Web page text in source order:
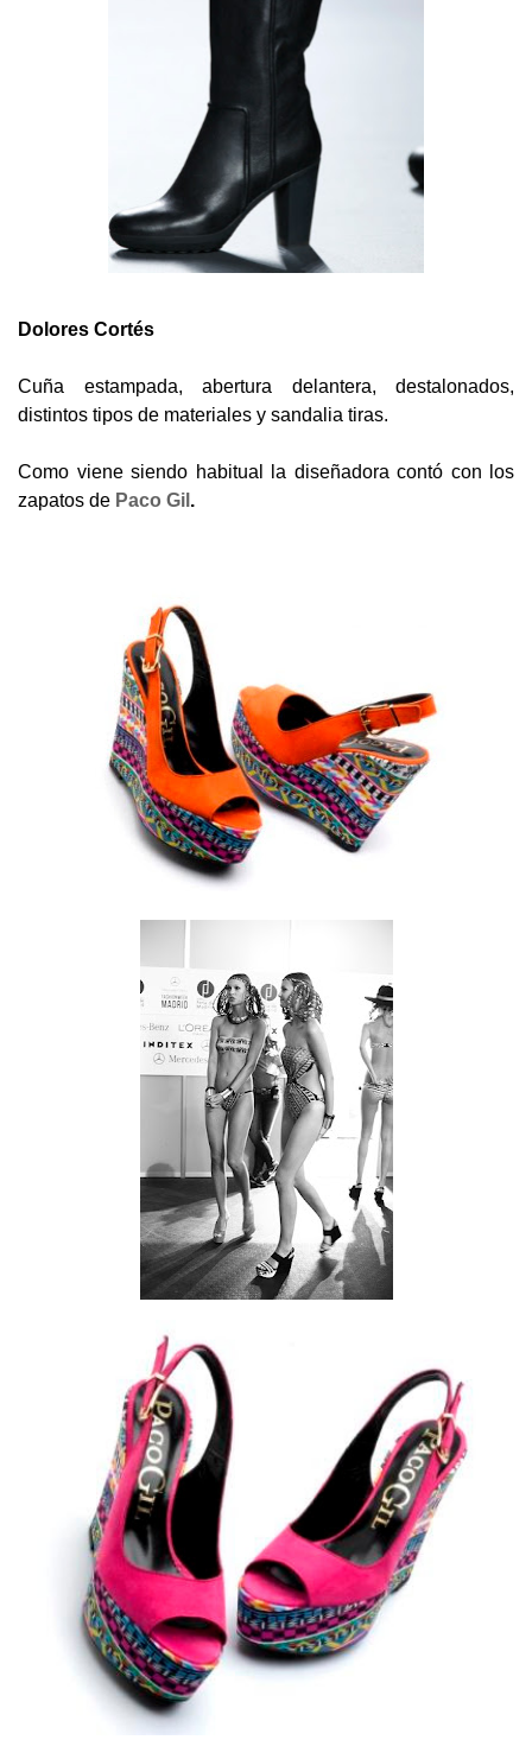
Dolores Cortés
Cuña estampada, abertura delantera, destalonados,
distintos tipos de materiales y sandalia tiras.
Como viene siendo habitual la diseñadora contó con los
zapatos de Paco Gil .